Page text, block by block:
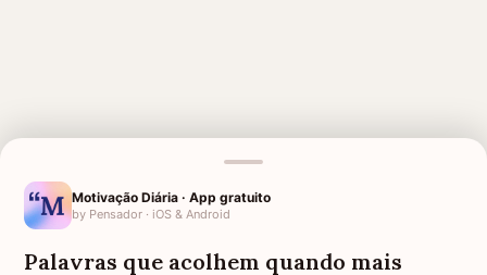
Motivação Diária · App gratuito
by Pensador · iOS & Android
Palavras que acolhem quando mais